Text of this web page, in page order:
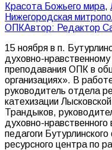
Красота Божьего мира,
Нижегородская
ОПКАвтор: Редактор
15 ноября в п.
духовно-
преподавания ОПК в
организациях». В
руководитель отдела
катехизации
Трандыков,
духовно-
педагоги
ресурсного центра по